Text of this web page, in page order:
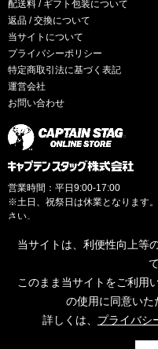
配送料 / ギフト包装について
返品 / 交換について
当サイトについて
プライバシーポリシー
特定商取引法に基づく表記
運営会社
お問い合わせ
営業時間：平日9:00-17:00
※土日、祝祭日は休業となります
さい。
当サイトは、利便性向上等
このまま当サイトをご利用
の使用に同意いた
詳しくは、 プライバシ